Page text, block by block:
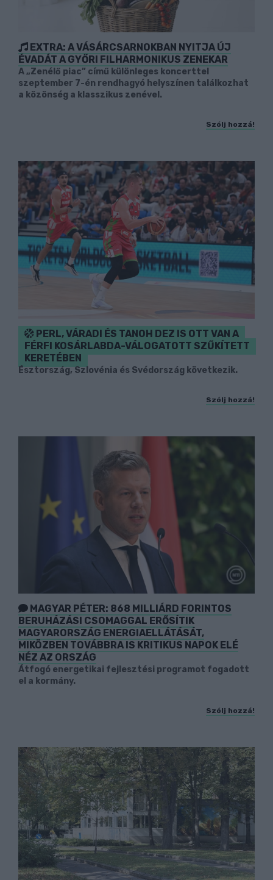
EXTRA: A VÁSÁRCSARNOKBAN NYITJA ÚJ
ÉVADÁT A GYŐRI FILHARMONIKUS ZENEKAR
A „Zenélő piac” című különleges koncerttel
szeptember 7-én rendhagyó helyszínen találkozhat
a közönség a klasszikus zenével.
Szólj hozzá!
PERL, VÁRADI ÉS TANOH DEZ IS OTT VAN A
FÉRFI KOSÁRLABDA-VÁLOGATOTT SZŰKÍTETT
KERETÉBEN
Észtország, Szlovénia és Svédország következik.
Szólj hozzá!
MAGYAR PÉTER: 868 MILLIÁRD FORINTOS
BERUHÁZÁSI CSOMAGGAL ERŐSÍTIK
MAGYARORSZÁG ENERGIAELLÁTÁSÁT,
MIKÖZBEN TOVÁBBRA IS KRITIKUS NAPOK ELÉ
NÉZ AZ ORSZÁG
Átfogó energetikai fejlesztési programot fogadott
el a kormány.
Szólj hozzá!